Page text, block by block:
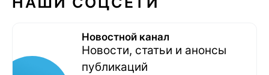
Новостной канал
Новости, статьи и анонсы
публикаций